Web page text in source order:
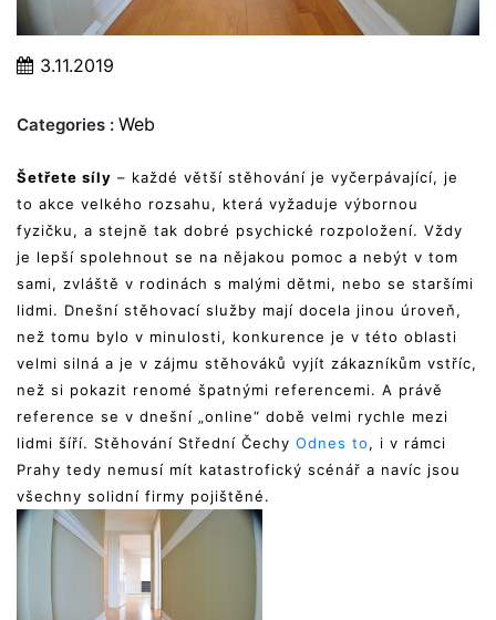
3.11.2019
Categories : Web
Šetřete síly – každé větší stěhování je vyčerpávající, je
to akce velkého rozsahu, která vyžaduje výbornou
fyzičku, a stejně tak dobré psychické rozpoložení. Vždy
je lepší spolehnout se na nějakou pomoc a nebýt v tom
sami, zvláště v rodinách s malými dětmi, nebo se staršími
lidmi. Dnešní stěhovací služby mají docela jinou úroveň,
než tomu bylo v minulosti, konkurence je v této oblasti
velmi silná a je v zájmu stěhováků vyjít zákazníkům vstříc,
než si pokazit renomé špatnými referencemi. A právě
reference se v dnešní „online“ době velmi rychle mezi
lidmi šíří. Stěhování Střední Čechy Odnes to, i v rámci
Prahy tedy nemusí mít katastrofický scénář a navíc jsou
všechny solidní firmy pojištěné.